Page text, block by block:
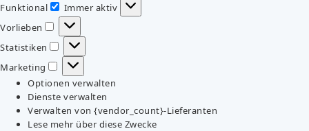
Funktional
Funktional
Immer aktiv
Vorlieben
Vorlieben
Statistiken
Statistiken
Marketing
Marketing
Optionen verwalten
Dienste verwalten
Verwalten von {vendor_count}-Lieferanten
Lese mehr über diese Zwecke